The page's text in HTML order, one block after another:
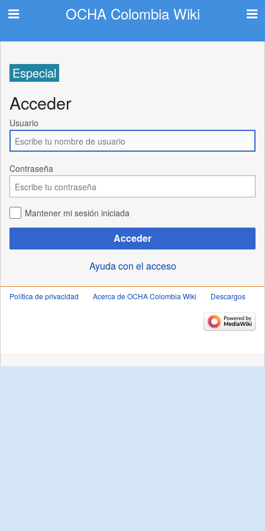
OCHA Colombia Wiki
Especial
Acceder
Usuario
Contraseña
Mantener mi sesión iniciada
Acceder
Ayuda con el acceso
Política de privacidad Acerca de OCHA Colombia Wiki Descargos